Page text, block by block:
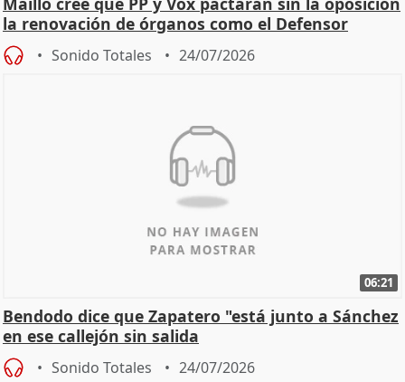
la renovación de órganos como el Defensor
Sonido Totales 24/07/2026
06:21
Bendodo dice que Zapatero "está junto a Sánchez
en ese callejón sin salida
Sonido Totales 24/07/2026